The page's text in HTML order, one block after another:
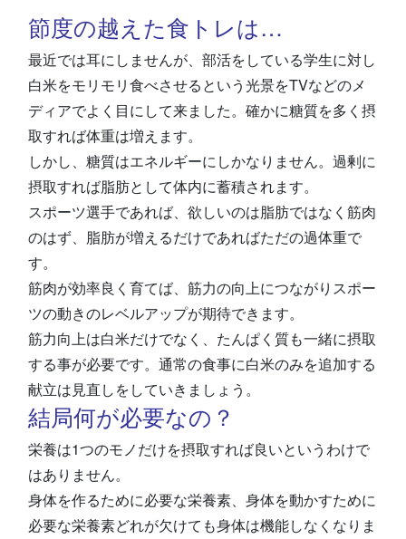
節度の越えた食トレは…
最近では耳にしませんが、部活をしている学生に対し
白米をモリモリ食べさせるという光景をTVなどのメ
ディアでよく目にして来ました。確かに糖質を多く摂
取すれば体重は増えます。
しかし、糖質はエネルギーにしかなりません。過剰に
摂取すれば脂肪として体内に蓄積されます。
スポーツ選手であれば、欲しいのは脂肪ではなく筋肉
のはず、脂肪が増えるだけであればただの過体重で
す。
筋肉が効率良く育てば、筋力の向上につながりスポー
ツの動きのレベルアップが期待できます。
筋力向上は白米だけでなく、たんぱく質も一緒に摂取
する事が必要です。通常の食事に白米のみを追加する
献立は見直しをしていきましょう。
結局何が必要なの？
栄養は1つのモノだけを摂取すれば良いというわけで
はありません。
身体を作るために必要な栄養素、身体を動かすために
必要な栄養素どれが欠けても身体は機能しなくなりま